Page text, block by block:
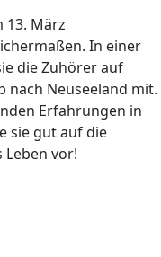
13. März
In einer
die Zuhörer auf
Neuseeland mit.
Erfahrungen in
sie gut auf die
vor!